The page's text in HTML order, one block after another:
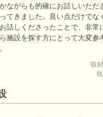
ながらも的確にお話しいただ
てきました。良い点だけでな
話しくださったことで、非常
施設を探す方にとって大変参
取